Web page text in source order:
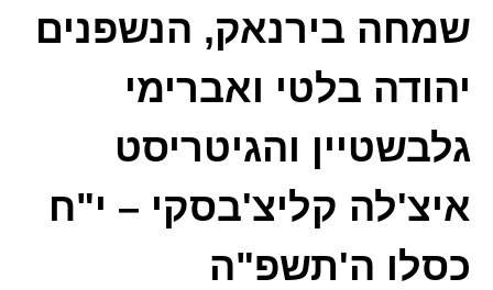
שמחה בירנאק, הנשפנים
יהודה בלטי ואברימי
גלבשטיין והגיטריסט
איצ'לה קליצ'בסקי – י"ח
כסלו ה'תשפ"ה